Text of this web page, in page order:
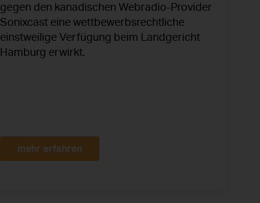
gegen den kanadischen Webradio-Provider
Sonixcast eine wettbewerbsrechtliche
einstweilige Verfügung beim Landgericht
Hamburg erwirkt.
mehr erfahren